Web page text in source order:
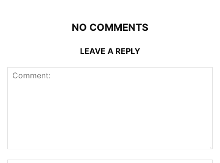
NO COMMENTS
LEAVE A REPLY